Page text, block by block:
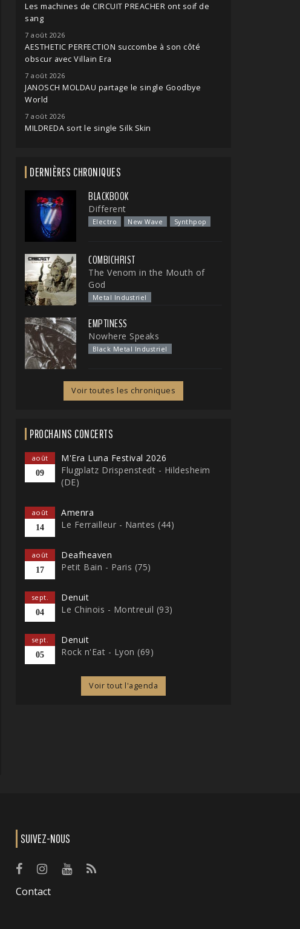
Les machines de CIRCUIT PREACHER ont soif de
sang
7 août 2026
AESTHETIC PERFECTION succombe à son côté
obscur avec Villain Era
7 août 2026
JANOSCH MOLDAU partage le single Goodbye
World
7 août 2026
MILDREDA sort le single Silk Skin
DERNIÈRES CHRONIQUES
BLACKBOOK
Different
Electro New Wave Synthpop
COMBICHRIST
The Venom in the Mouth of
God
Metal Industriel
EMPTINESS
Nowhere Speaks
Black Metal Industriel
Voir toutes les chroniques
PROCHAINS CONCERTS
août
09
M'Era Luna Festival 2026
Flugplatz Drispenstedt - Hildesheim
(DE)
août
14
Amenra
Le Ferrailleur - Nantes (44)
août
17
Deafheaven
Petit Bain - Paris (75)
sept.
04
Denuit
Le Chinois - Montreuil (93)
sept.
05
Denuit
Rock n'Eat - Lyon (69)
Voir tout l'agenda
SUIVEZ-NOUS
Contact